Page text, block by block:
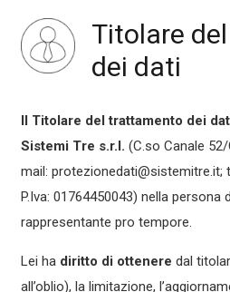
Titolare
dei dati
Il Titolare del trattamento dei
Sistemi Tre s.r.l. (C.so Canale
mail: protezionedati@sistemitre.it;
P.Iva: 01764450043) nella persona
rappresentante pro tempore.
Lei ha diritto di ottenere dal
all’oblio), la limitazione,